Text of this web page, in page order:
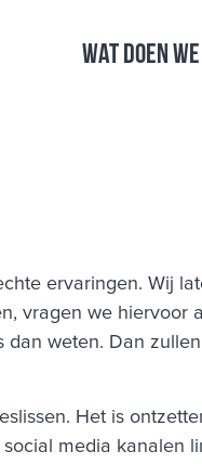
Wat doen we
ervaringen. Wij
vragen we hiervoor
weten. Dan
Het is
media kanalen